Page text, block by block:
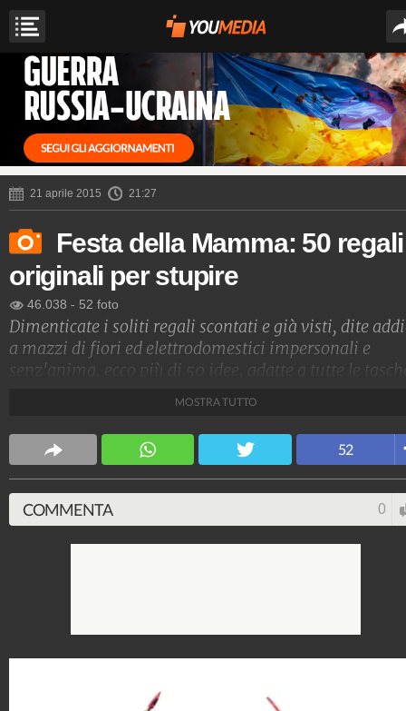
21 aprile 2015 21:27
Festa della Mamma: 50 regali
originali per stupire
46.038 - 52 foto
Dimenticate i soliti regali scontati e già visti, dite
a mazzi di fiori ed elettrodomestici impersonali e
senz'anima, ecco più di 50 idee, adatte a tutte le
SaveTheChildren
MOSTRA TUTTO
52
COMMENTA 0